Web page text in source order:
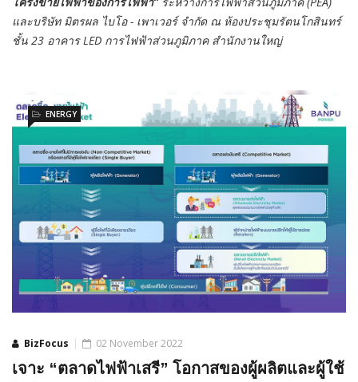
และบริษัท มิตรผล ไบโอ - เพาเวอร์ จำกัด ณ ห้องประชุมรัตนโกสินทร์
ชั้น 23 อาคาร LED การไฟฟ้าส่วนภูมิภาค สำนักงานใหญ่
BizFocus
ENERGY
02 November 2022
เจาะ “ตลาดไฟฟ้าเสรี” โอกาสของผู้ผลิตและผู้ใช้